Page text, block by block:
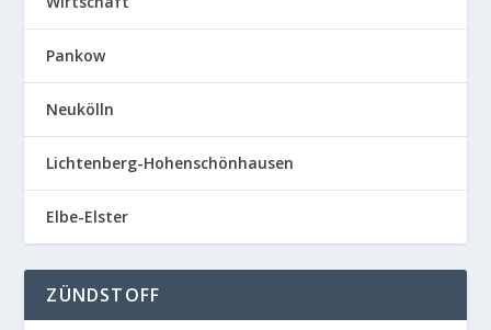
Pankow
Neukölln
Lichtenberg-Hohenschönhausen
Elbe-Elster
ZÜNDSTOFF